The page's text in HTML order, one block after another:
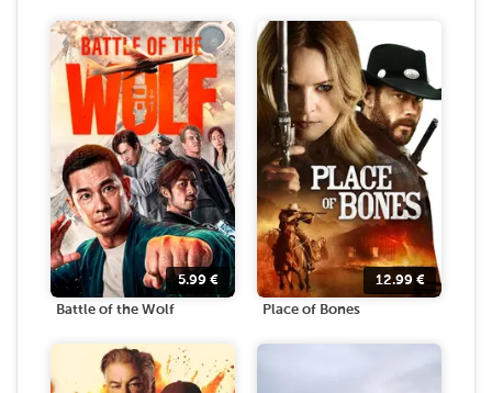
5.99 €
Battle of the Wolf
12.99 €
Place of Bones